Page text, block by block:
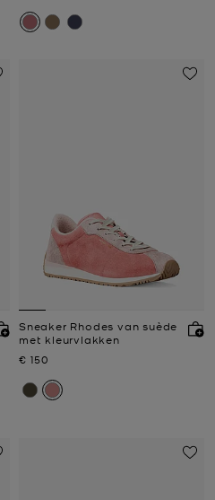
Sneaker Rhodes van suède
met kleurvlakken
Nu
€ 150